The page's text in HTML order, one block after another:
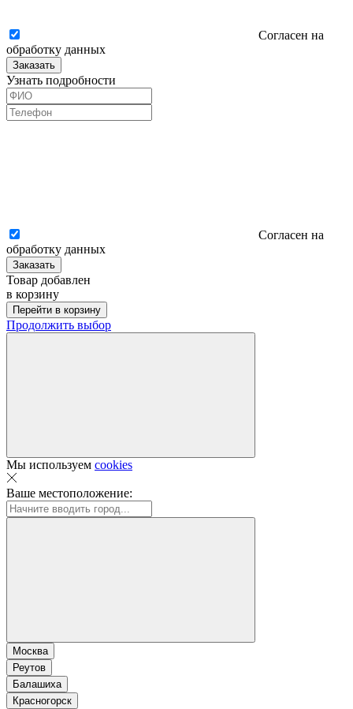
Согласен на
обработку данных
Заказать
Узнать подробности
Согласен на
обработку данных
Заказать
Товар добавлен
в корзину
Перейти в корзину
Продолжить выбор
Мы используем cookies
Ваше местоположение:
Москва
Реутов
Балашиха
Красногорск